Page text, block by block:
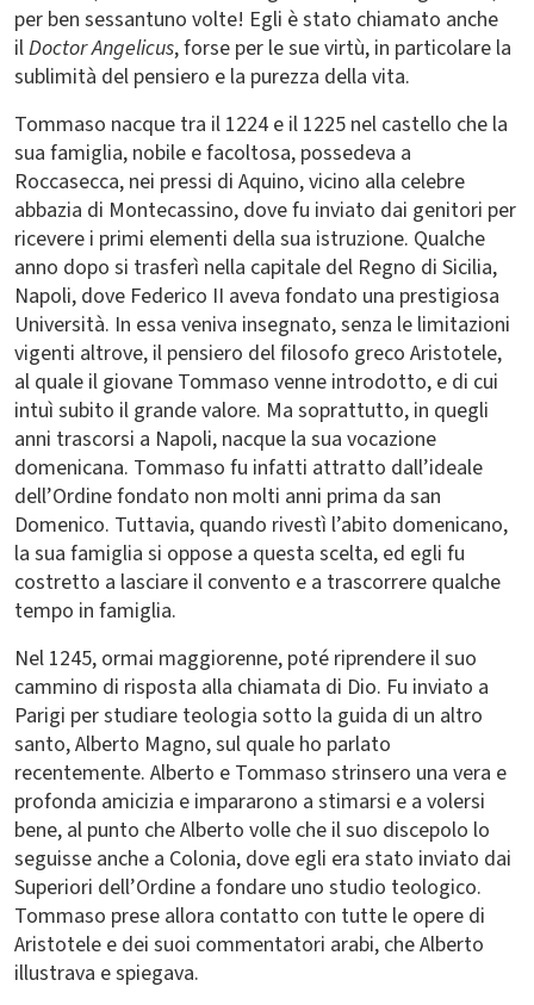
per ben sessantuno volte! Egli è stato chiamato anche
ilDoctor Angelicus, forse per le sue virtù, in particolare la
sublimità del pensiero e la purezza della vita.
Tommaso nacque tra il 1224 e il 1225 nel castello che la
sua famiglia, nobile e facoltosa, possedeva a
Roccasecca, nei pressi di Aquino, vicino alla celebre
abbazia di Montecassino, dove fu inviato dai genitori per
ricevere i primi elementi della sua istruzione. Qualche
anno dopo si trasferì nella capitale del Regno di Sicilia,
Napoli, dove Federico II aveva fondato una prestigiosa
Università. In essa veniva insegnato, senza le limitazioni
vigenti altrove, il pensiero del filosofo greco Aristotele,
al quale il giovane Tommaso venne introdotto, e di cui
intuì subito il grande valore. Ma soprattutto, in quegli
anni trascorsi a Napoli, nacque la sua vocazione
domenicana. Tommaso fu infatti attratto dall’ideale
dell’Ordine fondato non molti anni prima da san
Domenico. Tuttavia, quando rivestì l’abito domenicano,
la sua famiglia si oppose a questa scelta, ed egli fu
costretto a lasciare il convento e a trascorrere qualche
tempo in famiglia.
Nel 1245, ormai maggiorenne, poté riprendere il suo
cammino di risposta alla chiamata di Dio. Fu inviato a
Parigi per studiare teologia sotto la guida di un altro
santo, Alberto Magno, sul quale ho parlato
recentemente. Alberto e Tommaso strinsero una vera e
profonda amicizia e impararono a stimarsi e a volersi
bene, al punto che Alberto volle che il suo discepolo lo
seguisse anche a Colonia, dove egli era stato inviato dai
Superiori dell’Ordine a fondare uno studio teologico.
Tommaso prese allora contatto con tutte le opere di
Aristotele e dei suoi commentatori arabi, che Alberto
illustrava e spiegava.